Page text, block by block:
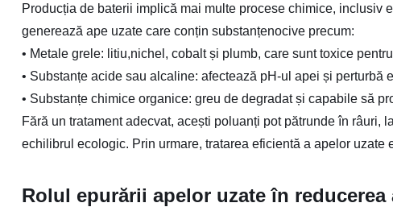
Producția de baterii implică mai multe procese chimice, inclusiv
generează ape uzate care conțin substanțenocive precum:
• Metale grele: litiu,nichel, cobalt și plumb, care sunt toxice
• Substanțe acide sau alcaline: afectează pH-ul apei și perturbă
• Substanțe chimice organice: greu de degradat și capabile să
Fără un tratament adecvat, acești poluanți pot pătrunde în
echilibrul ecologic. Prin urmare, tratarea eficientă a apelor
Rolul epurării apelor uzate în reducerea